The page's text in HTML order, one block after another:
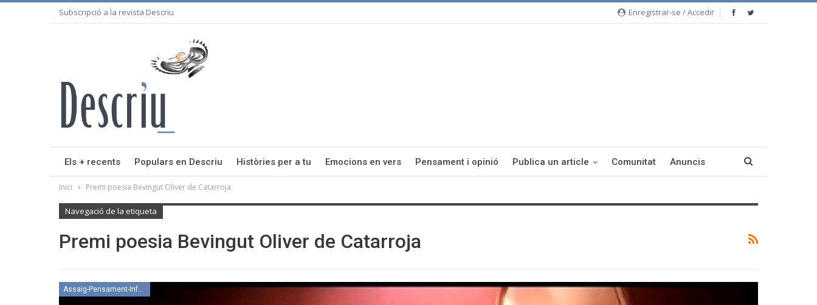
Enregistrar-se / Accedir
Subscripció a la revista Descriu
Els + recents Populars en Descriu Històries per a tu Emocions en vers Pensament i opinió Publica un article Comunitat Anuncis
Inici Premi poesia Bevingut Oliver de Catarroja
Navegació de la etiqueta
Premi poesia Bevingut Oliver de Catarroja
Assaig-Pensament-Informació